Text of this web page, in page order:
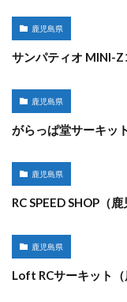
鹿児島県
サンパティオ MINI-Z
鹿児島県
がらっぱ堂サーキッ
鹿児島県
RC SPEED SHOP（
鹿児島県
Loft RCサーキット（